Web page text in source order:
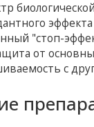
"стоп-
от
с